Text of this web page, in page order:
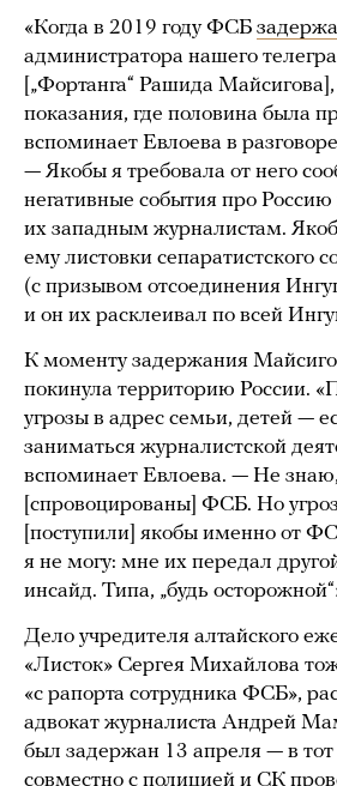
«Когда в 2019 году ФСБ
администратора нашего
[„Фортанга“ Рашида
показания, где половина была
вспоминает Евлоева в
— Якобы я требовала от него
негативные события про Россию
их западным журналистам.
ему листовки сепаратистского
(с призывом отсоединения
и он их расклеивал по всей
К моменту задержания
покинула территорию России.
угрозы в адрес семьи, детей —
заниматься журналистской
вспоминает Евлоева. — Не
[спровоцированы] ФСБ. Но
[поступили] якобы именно от
я не могу: мне их передал
инсайд. Типа, „будь
Дело учредителя алтайского
«Листок» Сергея Михайлова
«с рапорта сотрудника ФСБ»,
адвокат журналиста Андрей
был задержан 13 апреля — в
совместно с полицией и СК